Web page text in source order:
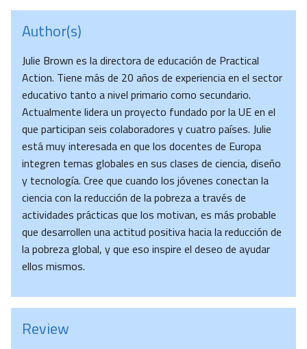
Author(s)
Julie Brown es la directora de educación de Practical
Action. Tiene más de 20 años de experiencia en el sector
educativo tanto a nivel primario como secundario.
Actualmente lidera un proyecto fundado por la UE en el
que participan seis colaboradores y cuatro países. Julie
está muy interesada en que los docentes de Europa
integren temas globales en sus clases de ciencia, diseño
y tecnología. Cree que cuando los jóvenes conectan la
ciencia con la reducción de la pobreza a través de
actividades prácticas que los motivan, es más probable
que desarrollen una actitud positiva hacia la reducción de
la pobreza global, y que eso inspire el deseo de ayudar
ellos mismos.
Review